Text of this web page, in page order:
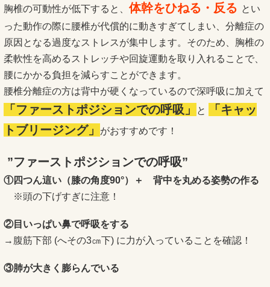
胸椎の可動性が低下すると、 体幹をひねる・反る とい
った動作の際に腰椎が代償的に動きすぎてしまい、分離症の
原因となる過度なストレスが集中します。そのため、胸椎の
柔軟性を高めるストレッチや回旋運動を取り入れることで、
腰にかかる負担を減らすことができます。
腰椎分離症の方は背中が硬くなっているので深呼吸に加えて
「ファーストポジションでの呼吸」 と
「キャッ
トブリージング」
がおすすめです！
”ファーストポジションでの呼吸”
①四つん這い（膝の角度90°）＋ 背中を丸める姿勢の作る
※頭の下げすぎに注意！
②目いっぱい鼻で呼吸をする
→腹筋下部 (へその3㎝下) に力が入っていることを確認！
③肺が大きく膨らんでいる